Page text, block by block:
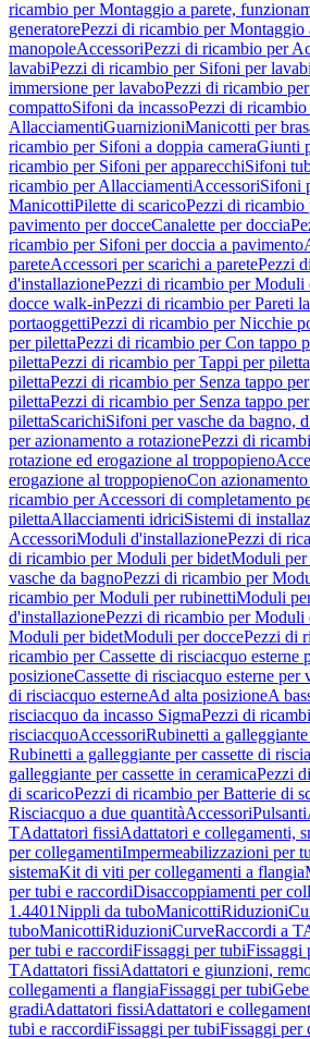
ricambio per Montaggio a parete,
generatorePezzi di ricambio per Montaggio
manopoleAccessoriPezzi di ricambio per
lavabiPezzi di ricambio per Sifoni per lavabi
immersione per lavaboPezzi di ricambio
compattoSifoni da incassoPezzi di
AllacciamentiGuarnizioniManicotti per
ricambio per Sifoni a doppia cameraGiunti
ricambio per Sifoni per apparecchiSifoni
ricambio per AllacciamentiAccessoriSifoni
ManicottiPilette di scaricoPezzi di ricambio
pavimento per docceCanalette per doccia
ricambio per Sifoni per doccia a pavimento
pareteAccessori per scarichi a paretePezzi
d'installazionePezzi di ricambio per Moduli
docce walk-inPezzi di ricambio per Pareti
portaoggettiPezzi di ricambio per Nicchie
per pilettaPezzi di ricambio per Con tappo
pilettaPezzi di ricambio per Tappi per piletta
pilettaPezzi di ricambio per Senza tappo
pilettaPezzi di ricambio per Senza tappo
pilettaScarichiSifoni per vasche da bagno,
per azionamento a rotazionePezzi di
rotazione ed erogazione al troppopieno
erogazione al troppopienoCon
ricambio per Accessori di completamento
pilettaAllacciamenti idriciSistemi di
AccessoriModuli d'installazionePezzi di
di ricambio per Moduli per bidetModuli per
vasche da bagnoPezzi di ricambio per
ricambio per Moduli per rubinettiModuli
d'installazionePezzi di ricambio per Moduli
Moduli per bidetModuli per doccePezzi di
ricambio per Cassette di risciacquo esterne
posizioneCassette di risciacquo esterne per
di risciacquo esterneAd alta posizioneA
risciacquo da incasso SigmaPezzi di
risciacquoAccessoriRubinetti a
Rubinetti a galleggiante per cassette di
galleggiante per cassette in ceramicaPezzi
di scaricoPezzi di ricambio per Batterie di
Risciacquo a due quantitàAccessoriPulsanti
TAdattatori fissiAdattatori e collegamenti,
per collegamentiImpermeabilizzazioni per
sistemaKit di viti per collegamenti a flangia
per tubi e raccordiDisaccoppiamenti per
1.4401Nippli da tuboManicottiRiduzioni
tuboManicottiRiduzioniCurveRaccordi a T
per tubi e raccordiFissaggi per tubiFissaggi
TAdattatori fissiAdattatori e giunzioni,
collegamenti a flangiaFissaggi per tubi
gradiAdattatori fissiAdattatori e
tubi e raccordiFissaggi per tubiFissaggi per